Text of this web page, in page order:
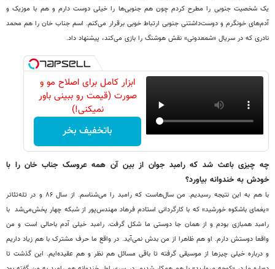
یک شخصیت جنوبی را مطرح کردم چون هم جنوبیها را خیلی دوست دارم و هم با موزیک و
آدمهای خونگرم و دوستداشتنی جنوبی ارتباط خوبی برقرار میکنم. اسم جناب خان را هم محمد
نادری که در سریال «شمعدونی» نقش هوشنگ را بازی میکند، پیشنهاد داد.
ابزار کامل برای اصلاح مو و
صورت (قیمت رو ببینی باور
نمیکنی!)
باتخفیف بخر
چه چیزی باعث شد که رامبد جوان از بین آن همه عروسک جناب خان را با
خودش به خندوانه بیاورد؟
با هم به این نتیجه رسیدیم. من سالهاست که رامبد را میشناسم. از سال ۸۶ و در تله
تئاتر
«یغمای باشکوه خورشید»که با کارگردانی استادم فرهاد مهندسپور از شبکه چهار پخشمیشد با
رامبد همبازی بودم و از همان جا دوستی ما شکل گرفت. رامبد خیلی آدم باحالی است و من
واقعا دوستش دارم. او هم ظاهرا از من بدش نمیآید. در واقع ما حرف مشترک با هم زیاد داریم
و درباره خیلی چیزها از موسیقی گرفته تا باقی مسائل هم نظر و هم عقیدهایم. این گذشت تا